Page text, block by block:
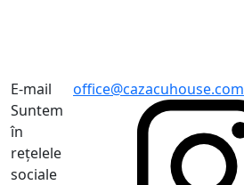
E-mail
office@cazacuhouse.com
Suntem
în
rețelele
sociale